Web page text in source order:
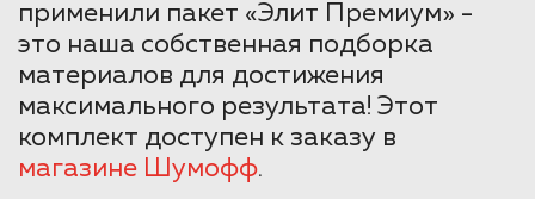
применили пакет «Элит Премиум» -
это наша собственная подборка
материалов для достижения
максимального результата! Этот
комплект доступен к заказу в
магазине Шумофф.